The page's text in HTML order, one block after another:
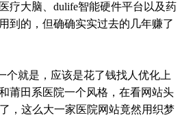
疗大脑、dulife智能硬件平台以及药
到的，但确确实实过去的几年赚了
就是，应该是花了钱找人优化上
莆田系医院一个风格，在看网站头
，这么大一家医院网站竟然用织梦